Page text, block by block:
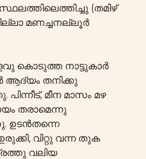
(തമിഴ്
ജില്ലാ മണച്ചനല്ലൂര്‍
കൊടുത്ത നാട്ടുകാർ
ആദ്യം തനിക്കു
മീന മാസം മഴ
തരാമെന്നു
ഉടൻതന്നെ
വിറ്റു വന്ന തുക
വലിയ